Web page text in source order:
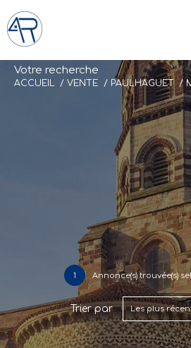
Votre recherche
ACCUEIL VENTE PAULHAGUET
1 Annonce(s) trouvée(s)
Trier par Les plus